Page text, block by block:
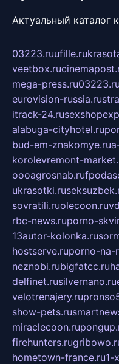
Актуальный каталог
03223.ruufille.ru
veetbox.ru
mega-press.ru03223.ru
eurovision-russia.ru
itrack-24.ru
alabuga-cityhotel.ru
bud-em-znakomye.ru
korolevremont-
oooagrosnab.ru
ukrasotki.ru
sovratili.ruolecoon.ru
rbc-news.ruporno-
13autor-kolonka.ru
hostserve.ruporno-na-
neznobi.rubigfatcc.ru
delfinet.rusilvernano.ru
velotrenajery.ru
show-pets.ru
miraclecoon.ru
firehunters.ru
hometown-france.ru1-